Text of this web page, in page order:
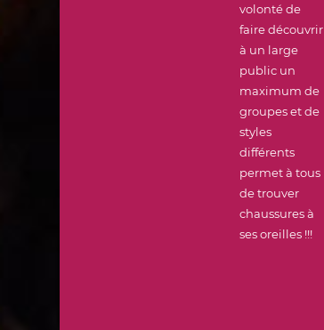
volonté de
faire découvrir
à un large
public un
maximum de
groupes et de
styles
différents
permet à tous
de trouver
chaussures à
ses oreilles !!!